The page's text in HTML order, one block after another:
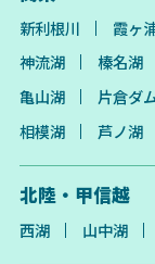
新利根川 霞ヶ
神流湖
榛名湖
亀山湖
片倉ダ
相模湖
芦ノ湖
北陸・甲信越
西湖 山中湖